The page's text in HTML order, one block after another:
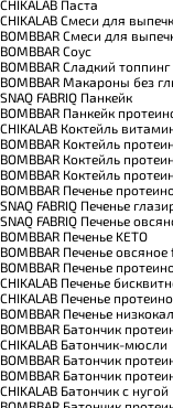
CHIKALAB Паста
CHIKALAB Смеси для
BOMBBAR Смеси для
BOMBBAR Соус
BOMBBAR Сладкий топпинг
BOMBBAR Макароны без
SNAQ FABRIQ Панкейк
BOMBBAR Панкейк
CHIKALAB Коктейль
BOMBBAR Коктейль
BOMBBAR Коктейль
BOMBBAR Коктейль
BOMBBAR Печенье
SNAQ FABRIQ Печенье
SNAQ FABRIQ Печенье
BOMBBAR Печенье KETO
BOMBBAR Печенье
BOMBBAR Печенье
CHIKALAB Печенье
CHIKALAB Печенье
BOMBBAR Печенье
BOMBBAR Батончик
CHIKALAB Батончик-мюсли
BOMBBAR Батончик
BOMBBAR Батончик
CHIKALAB Батончик с нугой